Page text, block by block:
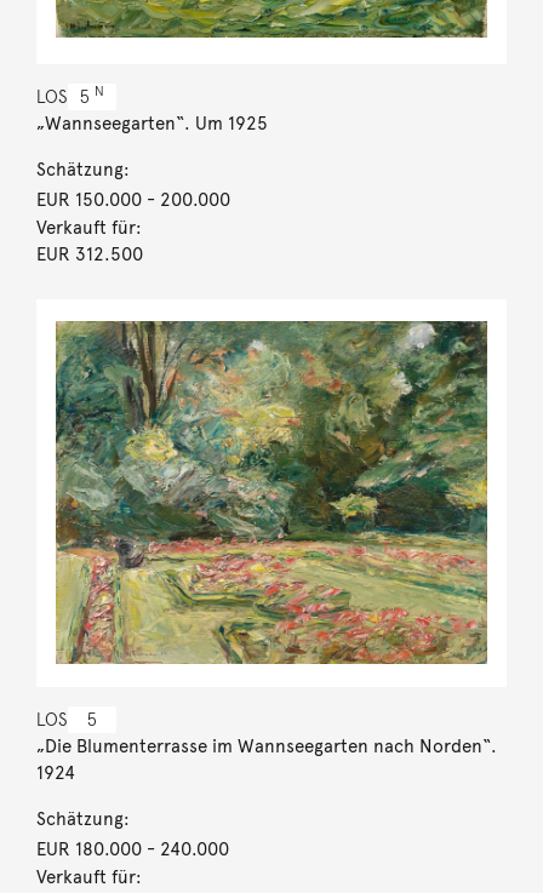
LOS 5 N
„Wannseegarten“. Um 1925
Schätzung:
EUR 150.000- 200.000
Verkauft für:
EUR 312.500
LOS 5
„Die Blumenterrasse im Wannseegarten nach Norden“.
1924
Schätzung:
EUR 180.000- 240.000
Verkauft für: